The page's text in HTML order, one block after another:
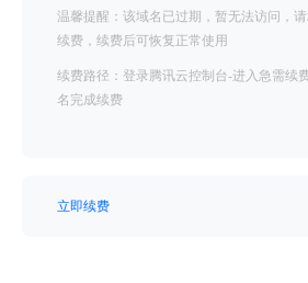
温馨提醒：该域名已过期，暂无法访问，
续费，续费后可恢复正常使用
续费路径：登录腾讯云控制台-进入急需续
名完成续费
立即续费